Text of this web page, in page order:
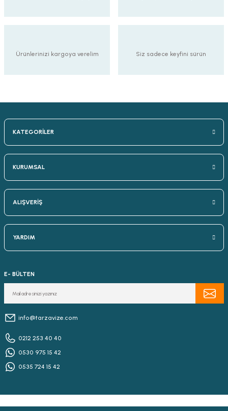
Ürünlerinizi kargoya verelim Siz sadece keyfini sürün
KATEGORİLER
KURUMSAL
ALIŞVERİŞ
YARDIM
E- BÜLTEN
info@tarzavize.com
0212 253 40 40
0530 975 15 42
0535 724 15 42